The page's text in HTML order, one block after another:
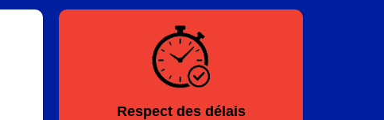
Respect des délais